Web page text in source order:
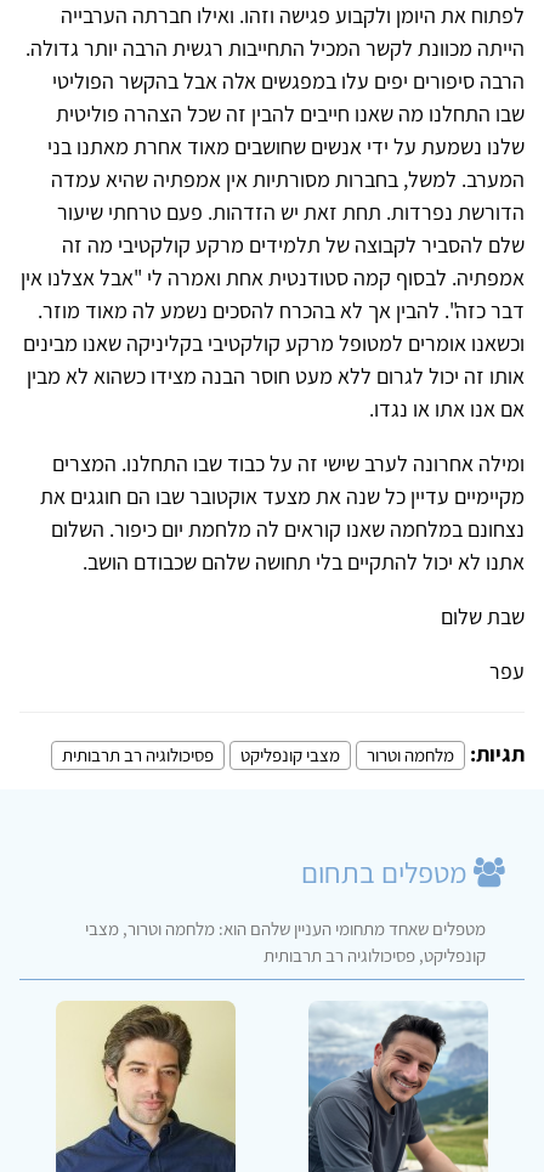
לפתוח את היומן ולקבוע פגישה וזהו. ואילו חברתה הערבייה
הייתה מכוונת לקשר המכיל התחייבות רגשית הרבה יותר גדולה.
הרבה סיפורים יפים עלו במפגשים אלה אבל בהקשר הפוליטי
שבו התחלנו מה שאנו חייבים להבין זה שכל הצהרה פוליטית
שלנו נשמעת על ידי אנשים שחושבים מאוד אחרת מאתנו בני
המערב. למשל, בחברות מסורתיות אין אמפתיה שהיא עמדה
הדורשת נפרדות. תחת זאת יש הזדהות. פעם טרחתי שיעור
שלם להסביר לקבוצה של תלמידים מרקע קולקטיבי מה זה
אמפתיה. לבסוף קמה סטודנטית אחת ואמרה לי "אבל אצלנו אין
דבר כזה". להבין אך לא בהכרח להסכים נשמע לה מאוד מוזר.
וכשאנו אומרים למטופל מרקע קולקטיבי בקליניקה שאנו מבינים
אותו זה יכול לגרום ללא מעט חוסר הבנה מצידו כשהוא לא מבין
אם אנו אתו או נגדו.
ומילה אחרונה לערב שישי זה על כבוד שבו התחלנו. המצרים
מקיימיים עדיין כל שנה את מצעד אוקטובר שבו הם חוגגים את
נצחונם במלחמה שאנו קוראים לה מלחמת יום כיפור. השלום
אתנו לא יכול להתקיים בלי תחושה שלהם שכבודם הושב.
שבת שלום
עפר
תגיות: מלחמה וטרור מצבי קונפליקט פסיכולוגיה רב תרבותית
מטפלים בתחום
מטפלים שאחד מתחומי העניין שלהם הוא: מלחמה וטרור, מצבי
קונפליקט, פסיכולוגיה רב תרבותית